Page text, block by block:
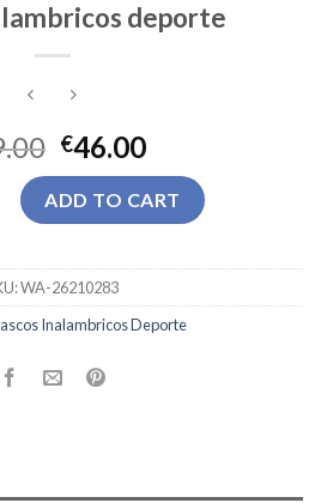
deporte
€46.00
deporte quantity
ADD TO CART
WA-26210283
Inalambricos Deporte